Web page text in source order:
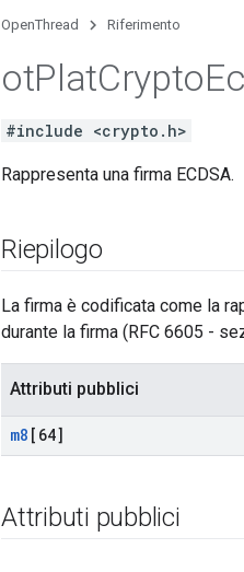
OpenThread Riferimento
otPlatCrypto
#include <crypto.h>
Rappresenta una firma ECDSA.
Riepilogo
La firma è codificata come la
durante la firma (RFC 6605 -
Attributi pubblici
m8 [64]
Attributi pubblici